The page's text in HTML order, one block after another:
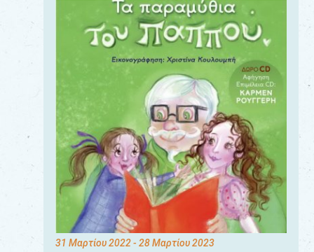
31 Μαρτίου 2022- 28 Μαρτίου 2023